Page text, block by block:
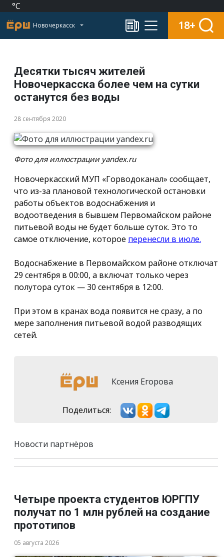
°C
Новочеркасск 18+
Десятки тысяч жителей
Новочеркасска более чем на сутки
останутся без воды
28 сентября 2020
Фото для иллюстрации yandex.ru
Новочеркасский МУП «Горводоканал» сообщает,
что из-за плановой технологической остановки
работы объектов водоснабжения и
водоотведения в бывшем Первомайском районе
питьевой воды не будет больше суток. Это то
самое отключение, которое перенесли в июле.
Водоснабжение в Первомайском районе отключат
29 сентября в 00:00, а включат только через
полутора суток — 30 сентября в 12:00.
При этом в кранах вода появится не сразу, а по
мере заполнения питьевой водой разводящих
сетей.
Ксения Егорова
Поделиться:
Новости партнёров
Четыре проекта студентов ЮРГПУ
получат по 1 млн рублей на создание
прототипов
05 августа 2026